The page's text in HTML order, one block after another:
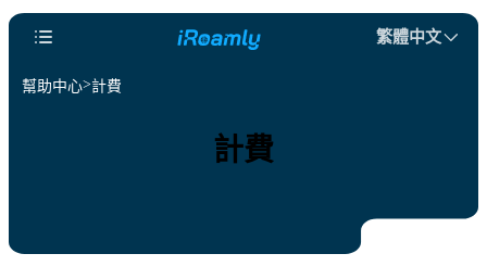
繁體中文
幫助中心 計費
計費